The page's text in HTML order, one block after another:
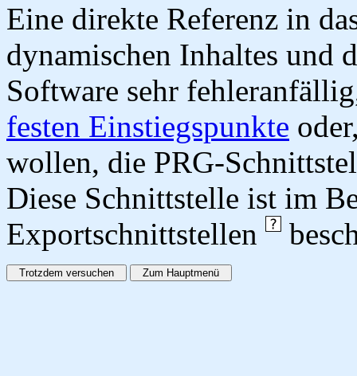
Eine direkte Referenz in
dynamischen Inhaltes und
Software sehr
festen Einstiegspunkte
wollen, die PRG-
Diese Schnittstelle ist im
Exportschnittstellen